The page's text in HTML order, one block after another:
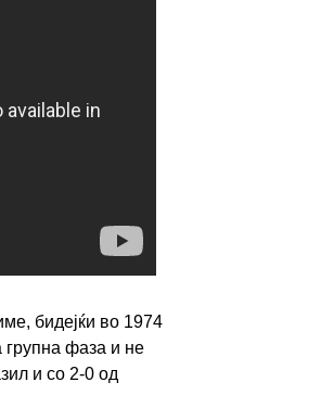
бидејќи во 1974
групна фаза и не
и со 2-0 од